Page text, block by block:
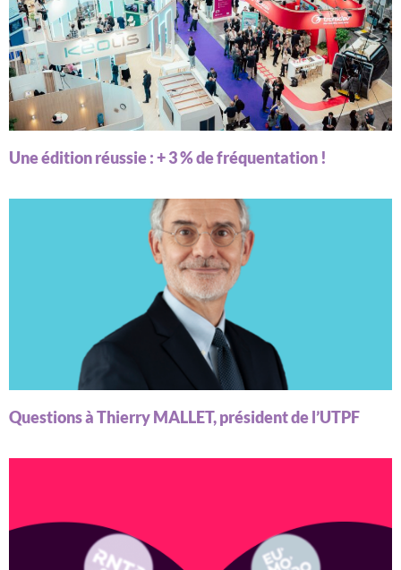
Une édition réussie : + 3 % de fréquentation !
Questions à Thierry MALLET, président de l’UTPF